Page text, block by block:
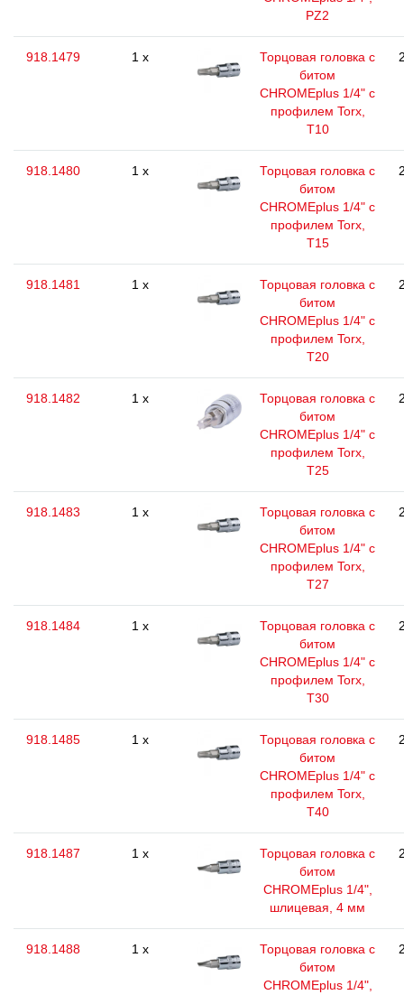
РZ2
918.1479 1 x
Торцовая головка с
битом
CHROMEplus 1/4" с
профилем Torx,
T10
918.1480 1 x
Торцовая головка с
битом
CHROMEplus 1/4" с
профилем Torx,
T15
918.1481 1 x
Торцовая головка с
битом
CHROMEplus 1/4" с
профилем Torx,
T20
918.1482 1 x
Торцовая головка с
битом
CHROMEplus 1/4" с
профилем Torx,
T25
918.1483 1 x
Торцовая головка с
битом
CHROMEplus 1/4" с
профилем Torx,
T27
918.1484 1 x
Торцовая головка с
битом
CHROMEplus 1/4" с
профилем Torx,
T30
918.1485 1 x
Торцовая головка с
битом
CHROMEplus 1/4" с
профилем Torx,
T40
918.1487 1 x
Торцовая головка с
битом
CHROMEplus 1/4",
шлицевая, 4 мм
918.1488 1 x
Торцовая головка с
битом
CHROMEplus 1/4",